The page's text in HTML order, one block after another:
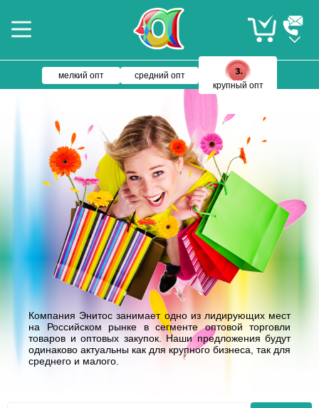
мелкий опт
средний опт
крупный опт
Компания Энитос занимает одно из лидирующих мест
на Российском рынке в сегменте оптовой торговли
товаров и оптовых закупок. Наши предложения будут
одинаково актуальны как для крупного бизнеса, так для
среднего и малого.